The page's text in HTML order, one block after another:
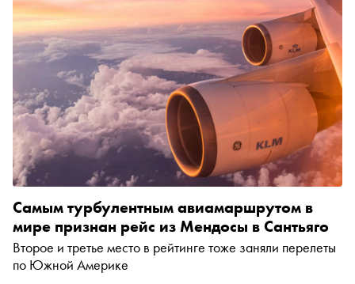
Самым турбулентным авиамаршрутом в
мире признан рейс из Мендосы в Сантьяго
Второе и третье место в рейтинге тоже заняли перелеты
по Южной Америке